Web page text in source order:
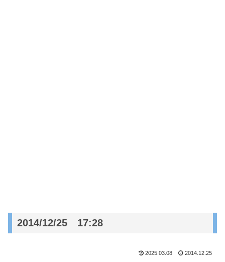
2014/12/25 17:28
2025.03.08 2014.12.25